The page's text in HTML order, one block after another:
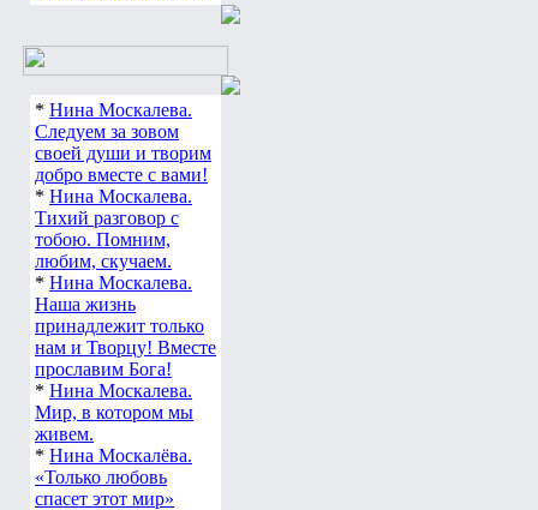
* Нина Москалева.
Следуем за зовом
своей души и творим
добро вместе с вами!
* Нина Москалева.
Тихий разговор с
тобою. Помним,
любим, скучаем.
* Нина Москалева.
Наша жизнь
принадлежит только
нам и Творцу! Вместе
прославим Бога!
* Нина Москалева.
Мир, в котором мы
живем.
* Нина Москалёва.
«Только любовь
спасет этот мир»